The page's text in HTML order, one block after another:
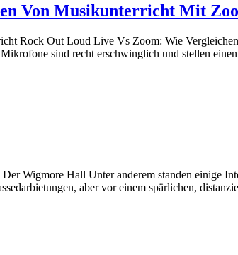
Von Musikunterricht Mit
Rock Out Loud Live Vs Zoom: Wie
sind recht erschwinglich und stellen
Wigmore Hall Unter anderem standen einige
aber vor einem spärlichen,